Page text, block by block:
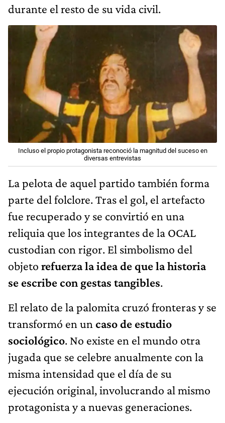
durante el resto de su vida civil.
Incluso el propio protagonista reconoció la magnitud del suceso en
diversas entrevistas
La pelota de aquel partido también forma
parte del folclore. Tras el gol, el artefacto
fue recuperado y se convirtió en una
reliquia que los integrantes de la OCAL
custodian con rigor. El simbolismo del
objeto refuerza la idea de que la historia
se escribe con gestas tangibles.
El relato de la palomita cruzó fronteras y se
transformó en un caso de estudio
sociológico. No existe en el mundo otra
jugada que se celebre anualmente con la
misma intensidad que el día de su
ejecución original, involucrando al mismo
protagonista y a nuevas generaciones.